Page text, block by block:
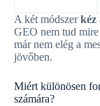
A két módszerkéz
GEO nem tud
már nem elég a
jövőben.
Miért különösen
számára?